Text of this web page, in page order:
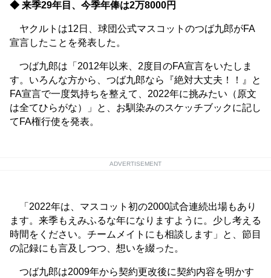
◆ 来季29年目、今季年俸は2万8000円
ヤクルトは12日、球団公式マスコットのつば九郎がFA
宣言したことを発表した。
つば九郎は「2012年以来、2度目のFA宣言をいたしま
す。いろんな方から、つば九郎なら『絶対大丈夫！！』と
FA宣言で一度気持ちを整えて、2022年に挑みたい（原文
は全てひらがな）」と、お馴染みのスケッチブックに記し
てFA権行使を発表。
ADVERTISEMENT
「2022年は、マスコット初の2000試合連続出場もあり
ます。来季もえみふるな年になりますように。少し考える
時間をください。チームメイトにも相談します」と、節目
の記録にも言及しつつ、想いを綴った。
つば九郎は2009年から契約更改後に契約内容を明かす